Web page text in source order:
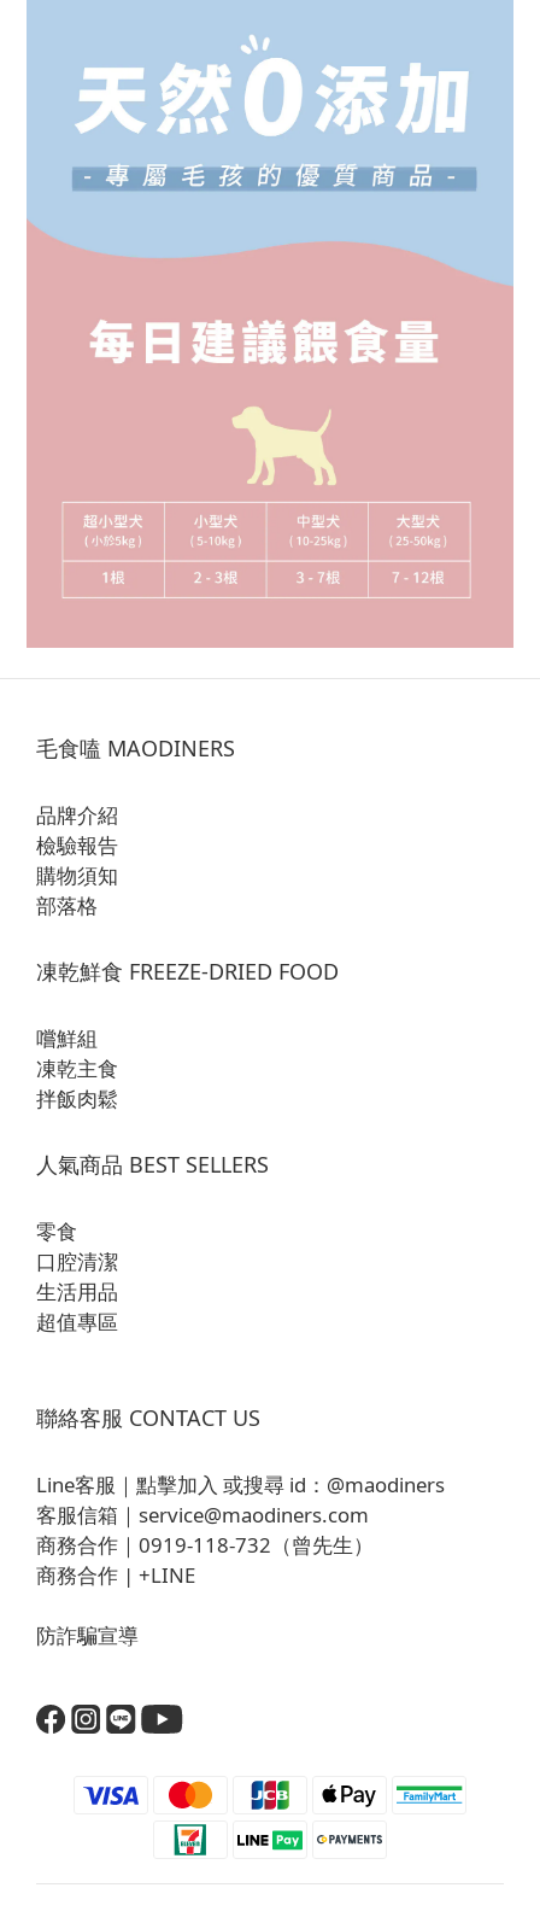
毛食嗑 MAODINERS
品牌介紹
檢驗報告
購物須知
部落格
凍乾鮮食 FREEZE-DRIED FOOD
嚐鮮組
凍乾主食
拌飯肉鬆
人氣商品 BEST SELLERS
零食
口腔清潔
生活用品
超值專區
聯絡客服 CONTACT US
Line客服｜ 點擊加入 或搜尋 id： @maodiners
客服信箱｜ service@maodiners.com
商務合作｜0919-118-732（曾先生）
商務合作 | +LINE
防詐騙宣導